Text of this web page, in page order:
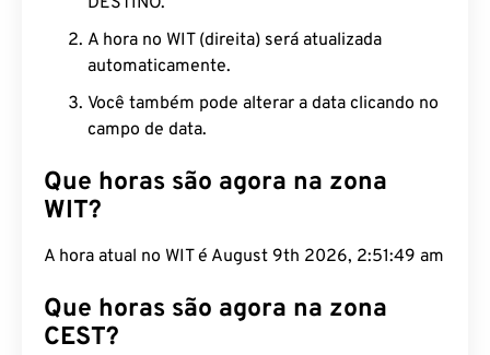
A hora no WIT (direita) será atualizada
automaticamente.
Você também pode alterar a data clicando no
campo de data.
Que horas são agora na zona
WIT?
A hora atual no WIT é August 9th 2026, 2:51:50 am
Que horas são agora na zona
CEST?